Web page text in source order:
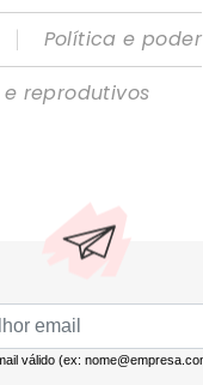
|
Política e poder
reprodutivos